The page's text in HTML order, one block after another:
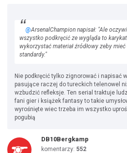
@ArsenalChampion napisał: "Ale
wszystko podkręcić ze wygląda to
wykorzystać materiał źródłowy zeby
standardy."
Nie podkręcić tylko zignorować i napisać
pasujące raczej do tureckich telenowel
wzbudzić refleksje. Ten serial traktuje
fani gier i książek fantasy to takie
wyrośnięte wiec trzeba im wszystko
pogubią
DB10Bergkamp
komentarzy: 552